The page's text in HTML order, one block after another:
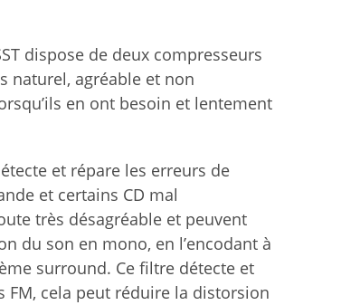
dispose de deux compresseurs
naturel, agréable et non
en ont besoin et lentement
et répare les erreurs de
et certains CD mal
très désagréable et peuvent
du son en mono, en l’encodant à
surround. Ce filtre détecte et
cela peut réduire la distorsion